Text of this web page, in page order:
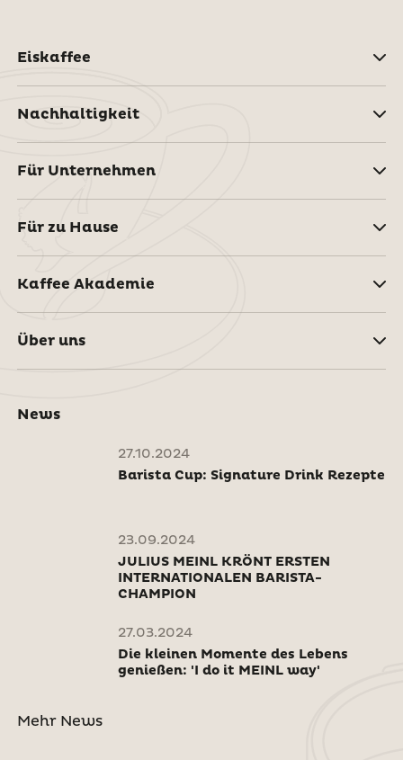
Eiskaffee
Nachhaltigkeit
Für Unternehmen
Für zu Hause
Kaffee Akademie
Über uns
News
27.10.2024
Barista Cup: Signature Drink Rezepte
23.09.2024
JULIUS MEINL KRÖNT ERSTEN
INTERNATIONALEN BARISTA-
CHAMPION
27.03.2024
Die kleinen Momente des Lebens
genießen: 'I do it MEINL way'
Mehr News